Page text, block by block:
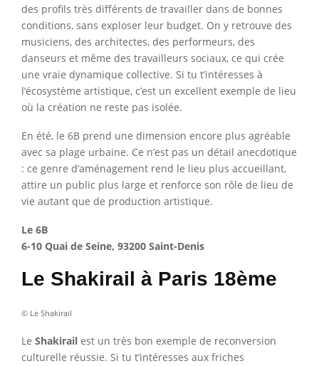
des profils très différents de travailler dans de bonnes
conditions, sans exploser leur budget. On y retrouve des
musiciens, des architectes, des performeurs, des
danseurs et même des travailleurs sociaux, ce qui crée
une vraie dynamique collective. Si tu t’intéresses à
l’écosystème artistique, c’est un excellent exemple de lieu
où la création ne reste pas isolée.
En été, le 6B prend une dimension encore plus agréable
avec sa plage urbaine. Ce n’est pas un détail anecdotique
: ce genre d’aménagement rend le lieu plus accueillant,
attire un public plus large et renforce son rôle de lieu de
vie autant que de production artistique.
Le 6B
6-10 Quai de Seine, 93200 Saint-Denis
Le Shakirail à Paris 18ème
© Le Shakirail
Le Shakirail est un très bon exemple de reconversion
culturelle réussie. Si tu t’intéresses aux friches